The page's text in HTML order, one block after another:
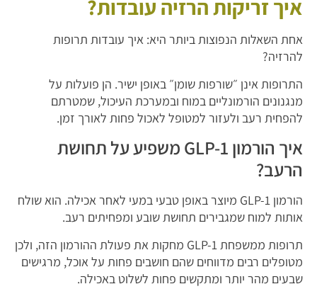
איך זריקות הרזיה עובדות?
אחת השאלות הנפוצות ביותר היא: איך עובדות תרופות
להרזיה?
התרופות אינן ״שורפות שומן״ באופן ישיר. הן פועלות על
מנגנונים הורמונליים במוח ובמערכת העיכול, שמטרתם
להפחית רעב ולעזור למטופל לאכול פחות לאורך זמן.
איך הורמון GLP-1 משפיע על תחושת
הרעב?
הורמון GLP-1 מיוצר באופן טבעי במעי לאחר אכילה. הוא שולח
אותות למוח שמגבירים תחושת שובע ומפחיתים רעב.
תרופות ממשפחת GLP-1 מחקות את פעולת ההורמון הזה, ולכן
מטופלים רבים מדווחים שהם חושבים פחות על אוכל, מרגישים
שבעים מהר יותר ומתקשים פחות לשלוט באכילה.